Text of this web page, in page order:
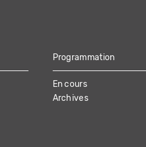
Programmation
En cours
Archives